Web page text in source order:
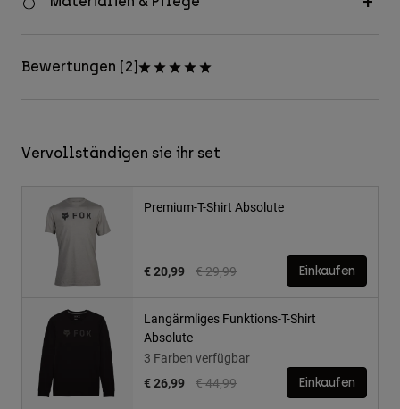
Bewertungen [2]
Vervollständigen sie ihr set
Premium-T-Shirt Absolute
Price reduced from
€ 29,99to
€ 20,99 Einkaufen
Langärmliges Funktions-T-Shirt
Absolute
3 Farben verfügbar
Price reduced from
€ 44,99to
€ 26,99 Einkaufen